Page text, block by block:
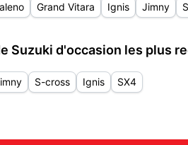
Grand Vitara Ignis Jimny
Suzuki d'occasion les plus
S-cross Ignis SX4